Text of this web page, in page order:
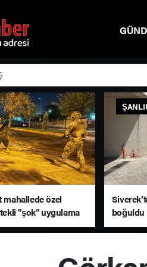
mahallede özel
"şok" uygulama
boğuldu